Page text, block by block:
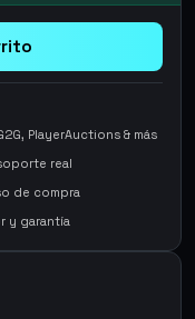
PlayerAuctions & más
real
de compra
y garantía